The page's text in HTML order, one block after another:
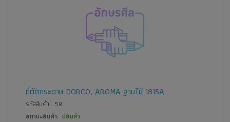
ที่ตัดกระดาษ DORCO, AROMA ฐานไม้ 1815A
รหัสสินค้า : 58
สถานะสินค้า: มีสินค้า